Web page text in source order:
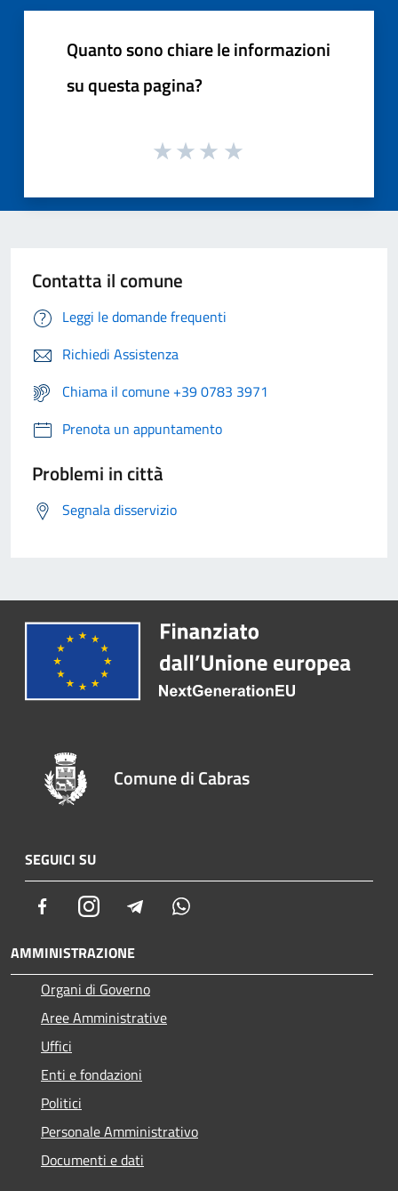
Quanto sono chiare le informazioni
su questa pagina?
Contatta il comune
Leggi le domande frequenti
Richiedi Assistenza
Chiama il comune +39 0783 3971
Prenota un appuntamento
Problemi in città
Segnala disservizio
Comune di Cabras
SEGUICI SU
FacebookInstagram Telegram
AMMINISTRAZIONE
Organi di Governo
Aree Amministrative
Uffici
Enti e fondazioni
Politici
Personale Amministrativo
Documenti e dati